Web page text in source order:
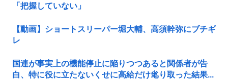
「把握していない」
【動画】ショートスリーパー堀大輔、高須幹弥にブチギ
レ
国連が事実上の機能停止に陥りつつあると関係者が告
白、特に役に立たないくせに高給だけ毟り取った結果...